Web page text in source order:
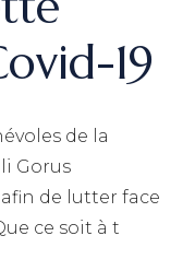
19
de la
Gorus
de lutter face
ce soit à t